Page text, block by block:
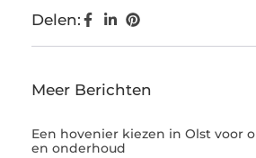
Delen:
Meer Berichten
Een hovenier kiezen in Olst voor
en onderhoud